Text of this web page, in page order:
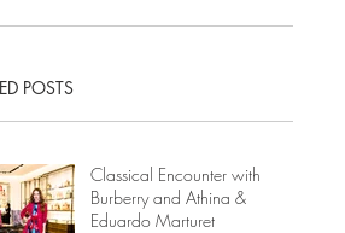
POSTS
Classical Encounter with
Burberry and Athina &
Eduardo Marturet